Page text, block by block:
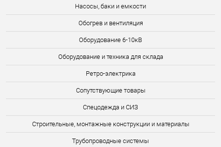
Насосы, баки и емкости
Обогрев и вентиляция
Оборудование 6-10кВ
Оборудование и техника для склада
Ретро-электрика
Сопутствующие товары
Спецодежда и СИЗ
Строительные, монтажные конструкции и материалы
Трубопроводные системы